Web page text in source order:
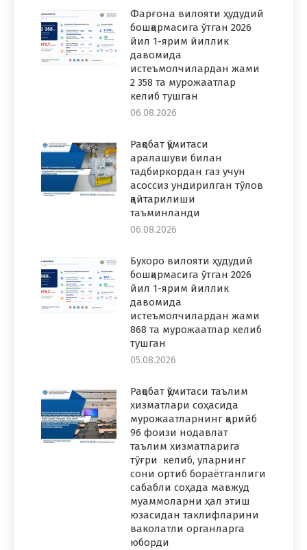
Фарғона вилояти ҳудудий
бошқармасига ўтган 2026
йил 1-ярим йиллик
давомида
истеъмолчилардан жами
2 358 та мурожаатлар
келиб тушган
06.08.2026
Рақобат қўмитаси
аралашуви билан
тадбиркордан газ учун
асоссиз ундирилган тўлов
қайтарилиши
таъминланди
06.08.2026
Бухоро вилояти ҳудудий
бошқармасига ўтган 2026
йил 1-ярим йиллик
давомида
истеъмолчилардан жами
868 та мурожаатлар келиб
тушган
05.08.2026
Рақобат қўмитаси таълим
хизматлари соҳасида
мурожаатларнинг қарийб
96 фоизи нодавлат
таълим хизматларига
тўғри келиб, уларнинг
сони ортиб бораётганлиги
сабабли соҳада мавжуд
муаммоларни ҳал этиш
юзасидан таклифларини
ваколатли органларга
юборди